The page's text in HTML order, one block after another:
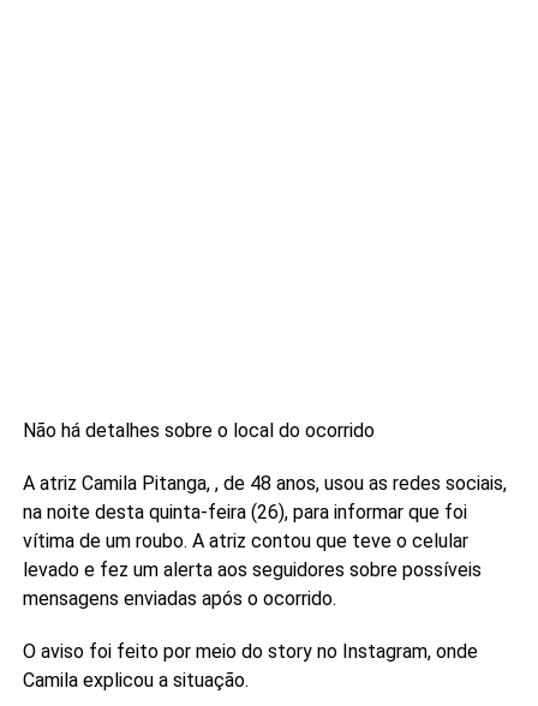
Não há detalhes sobre o local do ocorrido
A atriz Camila Pitanga, , de 48 anos, usou as redes sociais,
na noite desta quinta-feira (26), para informar que foi
vítima de um roubo. A atriz contou que teve o celular
levado e fez um alerta aos seguidores sobre possíveis
mensagens enviadas após o ocorrido.
O aviso foi feito por meio do story no Instagram, onde
Camila explicou a situação.